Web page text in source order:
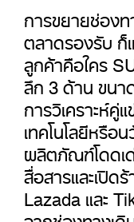
การขยายช่อง
ตลาดรองรับ ก็
ลูกค้าคือใคร
ลึก 3 ด้าน ขนา
การวิเคราะห์คู่
เทคโนโลยีหรือ
ผลิตภัณฑ์โดดเ
สื่อสารและเปิด
Lazada และ